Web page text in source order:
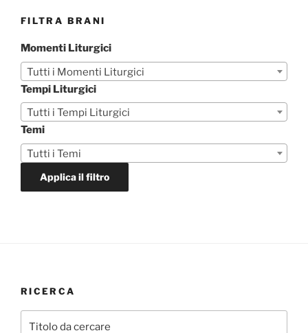
FILTRA BRANI
Momenti Liturgici
Tutti i Momenti Liturgici
Tempi Liturgici
Tutti i Tempi Liturgici
Temi
Tutti i Temi
Applica il filtro
RICERCA